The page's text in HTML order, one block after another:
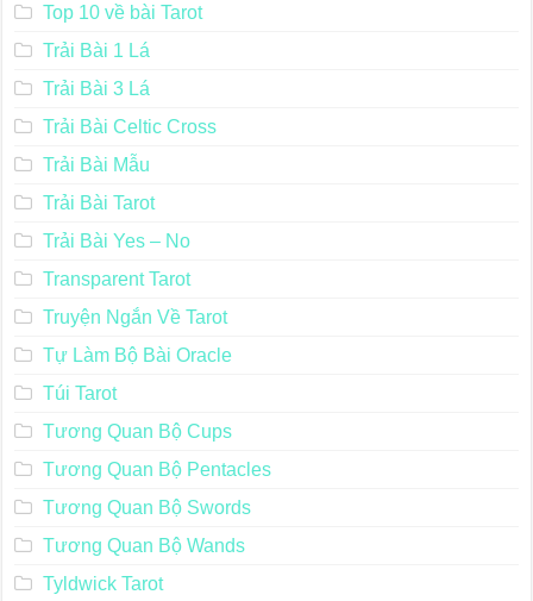
Top 10 về bài Tarot
Trải Bài 1 Lá
Trải Bài 3 Lá
Trải Bài Celtic Cross
Trải Bài Mẫu
Trải Bài Tarot
Trải Bài Yes – No
Transparent Tarot
Truyện Ngắn Về Tarot
Tự Làm Bộ Bài Oracle
Túi Tarot
Tương Quan Bộ Cups
Tương Quan Bộ Pentacles
Tương Quan Bộ Swords
Tương Quan Bộ Wands
Tyldwick Tarot